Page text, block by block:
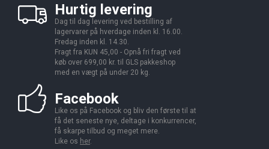
Hurtig levering
Dag til dag levering ved bestilling af
lagervarer på hverdage inden kl. 16.00.
Fredag inden kl. 14.30.
Fragt fra KUN 45,00 - Opnå fri fragt ved
køb over 699,00 kr. til GLS pakkeshop
med en vægt på under 20 kg.
Facebook
Like os på Facebook og bliv den første til at
få det seneste nye, deltage i konkurrencer,
få skarpe tilbud og meget mere.
Like os her.